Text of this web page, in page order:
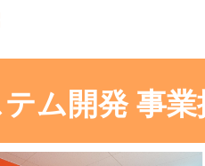
ム開発 事